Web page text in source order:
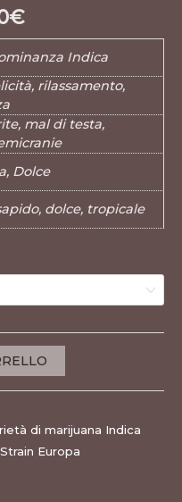
€
Indica
rilassamento,
mal di testa,
Dolce
dolce, tropicale
di marijuana Indica
Europa